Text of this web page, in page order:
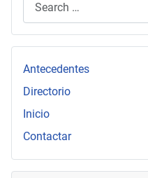
Antecedentes
Directorio
Inicio
Contactar